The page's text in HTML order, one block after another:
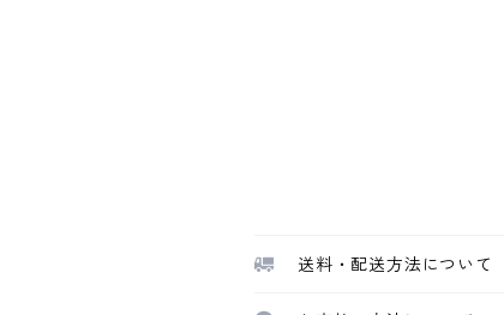
送料・配送方法について